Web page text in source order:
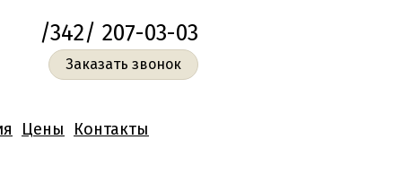
/342/ 207-03-03
Заказать звонок
Цены Контакты